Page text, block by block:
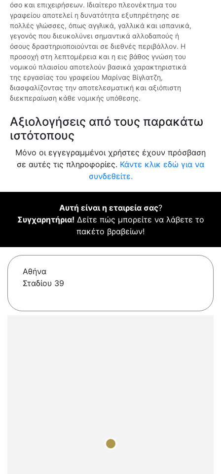
όσο και επιχειρήσεων. Ιδιαίτερο πλεονέκτημα του
γραφείου αποτελεί η δυνατότητα εξυπηρέτησης σε
πολλές γλώσσες, όπως αγγλικά, γαλλικά και ισπανικά,
γεγονός που διευκολύνει σημαντικά αλλοδαπούς ή
όσους δραστηριοποιούνται σε διεθνές περιβάλλον. Η
προσοχή στη λεπτομέρεια και η εις βάθος γνώση του
νομικού πλαισίου αποτελούν βασικά χαρακτηριστικά
της εργασίας του γραφείου Μαρίνας Βίγλατζη,
διασφαλίζοντας την αποτελεσματική και αξιόπιστη
διεκπεραίωση κάθε νομικής υπόθεσης.
Αξιολογήσεις από τους παρακάτω
ιστότοπους
Μόνο οι εγγεγραμμένοι χρήστες έχουν πρόσβαση
σε αυτές τις πληροφορίες. Κάντε κλικ εδώ για να
συνδεθείτε.
Αυτή είναι η εταιρεία σας?
Συγχαρητήρια! Δείτε πώς μπορείτε να λάβετε το
πακέτο βραβείων!
Αθήνα
Σταδίου 39